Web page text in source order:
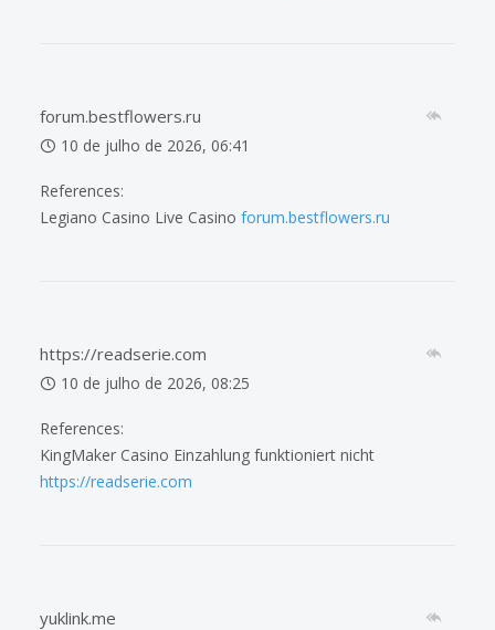
forum.bestflowers.ru
10 de julho de 2026, 06:41
References:
Legiano Casino Live Casino forum.bestflowers.ru
https://readserie.com
10 de julho de 2026, 08:25
References:
KingMaker Casino Einzahlung funktioniert nicht
https://readserie.com
yuklink.me